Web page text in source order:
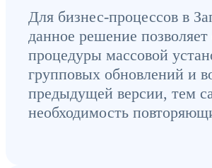
Для бизнес-процессов в
данное решение позволяет
процедуры массовой
групповых обновлений и
предыдущей версии, тем
необходимость